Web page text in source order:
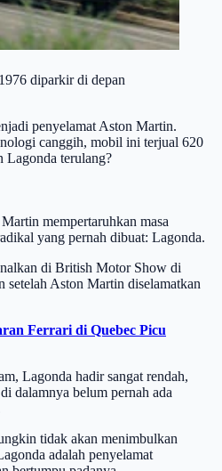
diparkir di depan
penyelamat Aston Martin.
canggih, mobil ini terjual 620
terulang?
mempertaruhkan masa
yang pernah dibuat: Lagonda.
di British Motor Show di
setelah Aston Martin diselamatkan
Ferrari di Quebec Picu
Lagonda hadir sangat rendah,
dalamnya belum pernah ada
tidak akan menimbulkan
adalah penyelamat